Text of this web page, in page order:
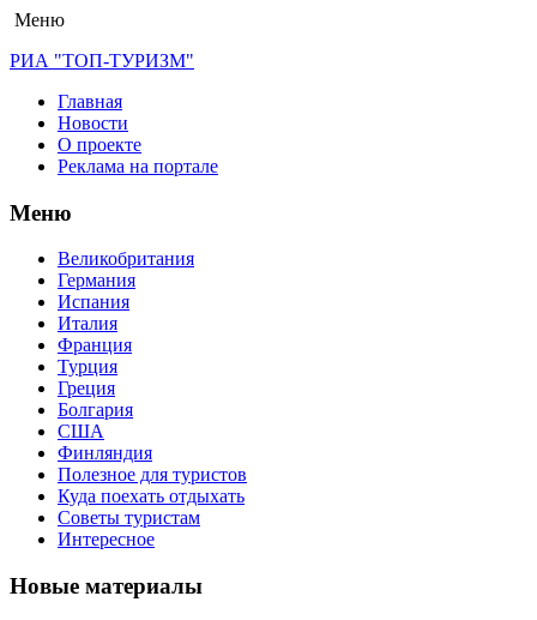
Меню
РИА "ТОП-ТУРИЗМ"
Главная
Новости
О проекте
Реклама на портале
Меню
Великобритания
Германия
Испания
Италия
Франция
Турция
Греция
Болгария
США
Финляндия
Полезное для туристов
Куда поехать отдыхать
Советы туристам
Интересное
Новые материалы